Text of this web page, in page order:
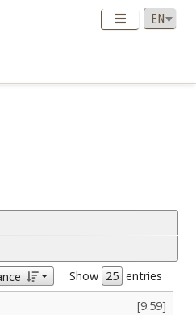
Show
entries
[9.59]